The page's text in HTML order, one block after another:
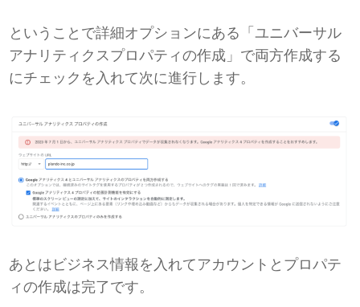
ということで詳細オプションにある「ユニバーサル
アナリティクスプロパティの作成」で両方作成する
にチェックを入れて次に進行します。
あとはビジネス情報を入れてアカウントとプロパテ
ィの作成は完了です。